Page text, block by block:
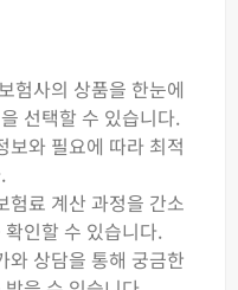
험사의 상품을 한눈에
선택할 수 있습니다.
보와 필요에 따라 최적
험료 계산 과정을 간소
인할 수 있습니다.
와 상담을 통해 궁금한